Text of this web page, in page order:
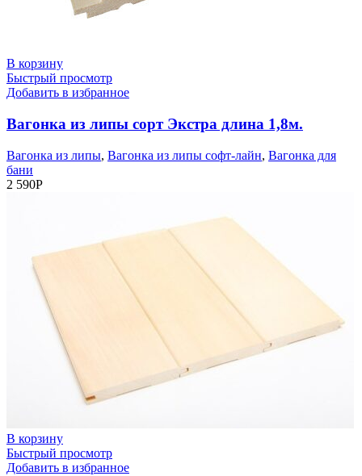
В корзину
Быстрый просмотр
Добавить в избранное
Вагонка из липы сорт Экстра длина 1,8м.
Вагонка из липы, Вагонка из липы софт-лайн, Вагонка для
бани
2 590Р
В корзину
Быстрый просмотр
Добавить в избранное